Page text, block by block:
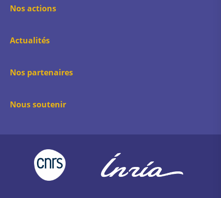
Nos actions
Actualités
Nos partenaires
Nous soutenir